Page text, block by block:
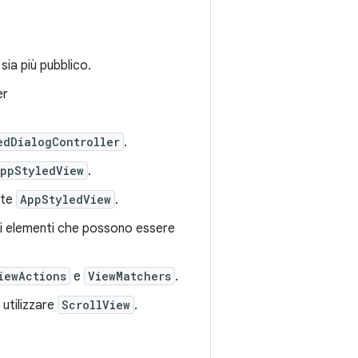
più pubblico.
.
.
AppStyledView .
elementi che possono essere
e ViewMatchers .
ScrollView .